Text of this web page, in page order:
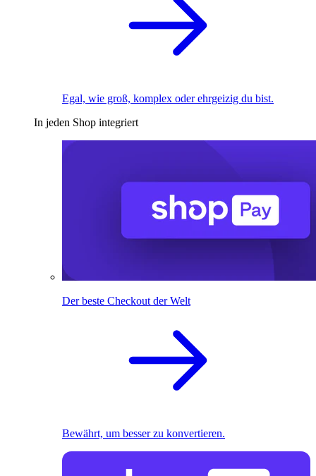
Egal, wie groß, komplex oder ehrgeizig du bist.
In jeden Shop integriert
Der beste Checkout der Welt
Bewährt, um besser zu konvertieren.